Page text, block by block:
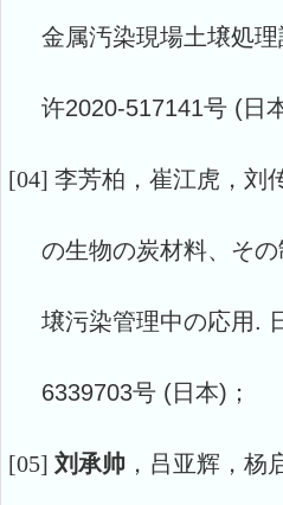
金属汚染現場土壌処
许2020-517141号 (日
[04] 李芳柏，崔江虎，刘
の生物の炭材料、そ
壌污染管理中の応用.
6339703号 (日本)；
[05] 刘承帅 ，吕亚辉，杨